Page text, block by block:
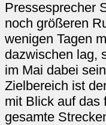
Pressesprecher
noch größeren
wenigen Tagen
dazwischen lag,
im Mai dabei
Zielbereich ist
mit Blick auf das
gesamte